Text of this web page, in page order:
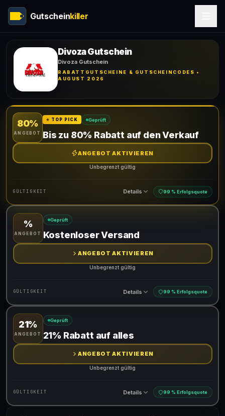
Gutscheinkiller
Divoza Gutschein
Divoza Gutschein
RABATTGUTSCHEINE & GUTSCHEINCODES •
AUGUST 2026
80%
ANGEBOT
⭐ TOP PICK Geprüft
Bis zu 80% Rabatt auf den Verkauf
ANGEBOT AKTIVIEREN
Unbegrenzt gültig
GÜLTIGKEIT Details 99 % Erfolgsquote
Gültig für teilnehmende Produkte
%
ANGEBOT
Geprüft
Kostenloser Versand
ANGEBOT AKTIVIEREN
Unbegrenzt gültig
GÜLTIGKEIT Details 99 % Erfolgsquote
Gültig für teilnehmende Produkte
21%
ANGEBOT
Geprüft
21% Rabatt auf alles
ANGEBOT AKTIVIEREN
Unbegrenzt gültig
GÜLTIGKEIT Details 99 % Erfolgsquote